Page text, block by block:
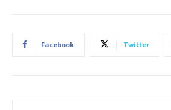
Facebook Twitter